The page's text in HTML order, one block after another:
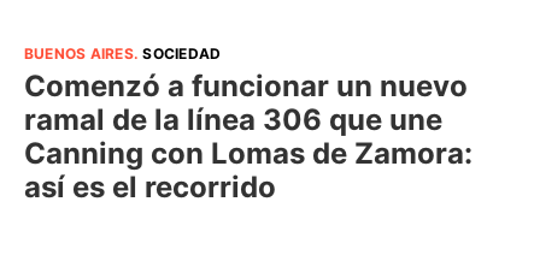
BUENOS AIRES.SOCIEDAD
Comenzó a funcionar un nuevo
ramal de la línea 306 que une
Canning con Lomas de Zamora:
así es el recorrido